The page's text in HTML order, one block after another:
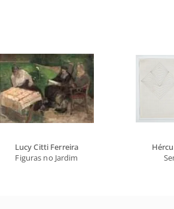
Lucy Citti Ferreira
Figuras no Jardim